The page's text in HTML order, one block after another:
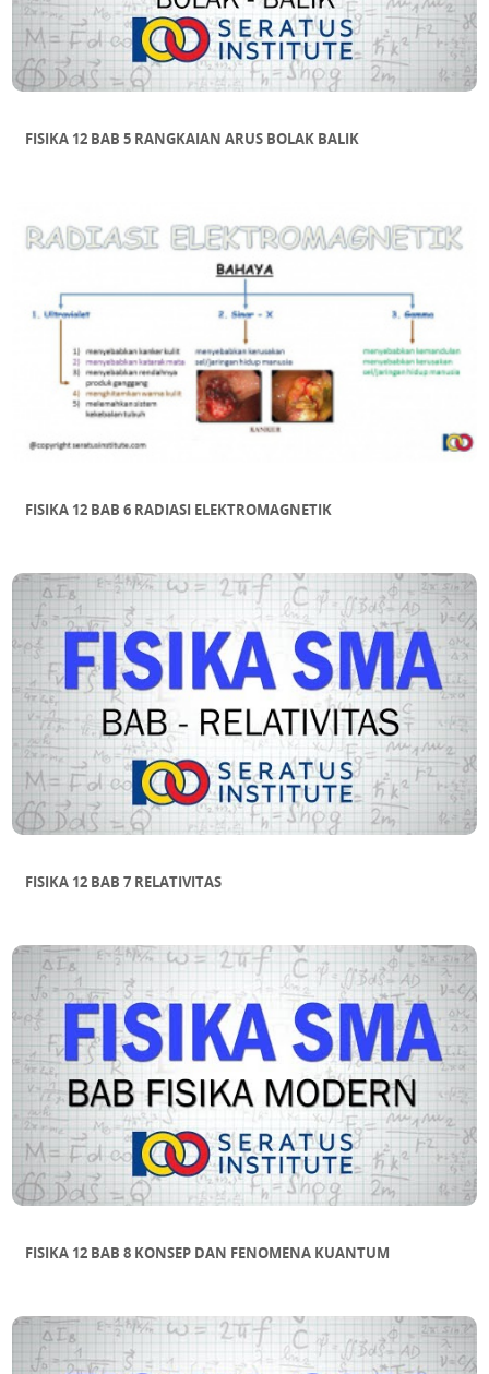
FISIKA 12 BAB 5 RANGKAIAN ARUS BOLAK BALIK
FISIKA 12 BAB 6 RADIASI ELEKTROMAGNETIK
FISIKA 12 BAB 7 RELATIVITAS
FISIKA 12 BAB 8 KONSEP DAN FENOMENA KUANTUM